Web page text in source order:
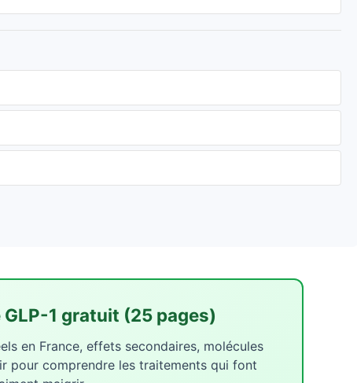
GLP-1 gratuit (25 pages)
en France, effets secondaires, molécules
pour comprendre les traitements qui font